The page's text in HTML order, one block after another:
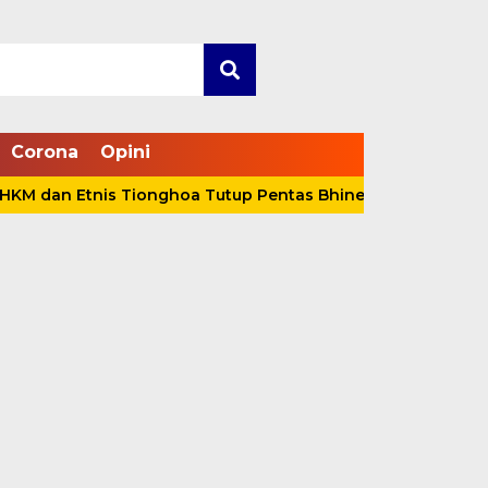
Corona Opini
Tionghoa Tutup Pentas Bhineka Kebangsaan, Anwar